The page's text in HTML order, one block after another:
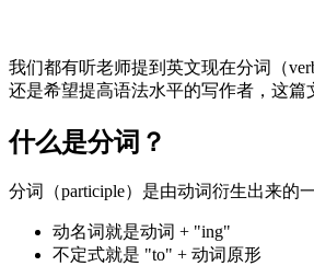
我们都有听老师提到英文现在分词（
还是希望提高语法水平的写作者，这篇
什么是分词？
分词（participle）是由动词衍生出来的
动名词就是动词 + "ing"
不定式就是 "to" + 动词原形